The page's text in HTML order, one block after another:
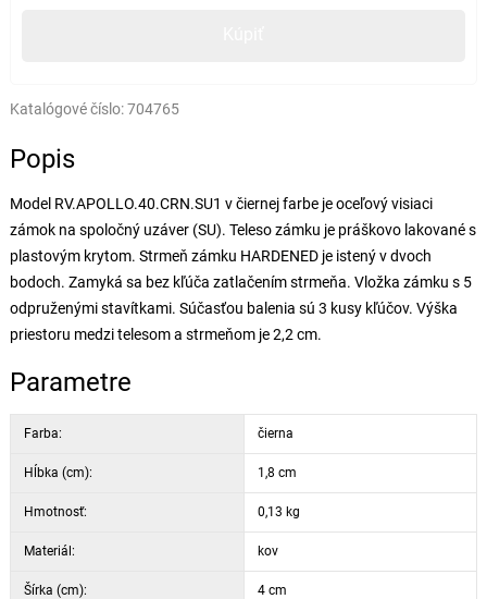
Katalógové číslo:704765
Popis
Model RV.APOLLO.40.CRN.SU1 v čiernej farbe je oceľový visiaci
zámok na spoločný uzáver (SU). Teleso zámku je práškovo lakované s
plastovým krytom. Strmeň zámku HARDENED je istený v dvoch
bodoch. Zamyká sa bez kľúča zatlačením strmeňa. Vložka zámku s 5
odpruženými stavítkami. Súčasťou balenia sú 3 kusy kľúčov. Výška
priestoru medzi telesom a strmeňom je 2,2 cm.
Parametre
Farba: čierna
Hĺbka (cm): 1,8 cm
Hmotnosť: 0,13 kg
Materiál: kov
Šírka (cm): 4 cm